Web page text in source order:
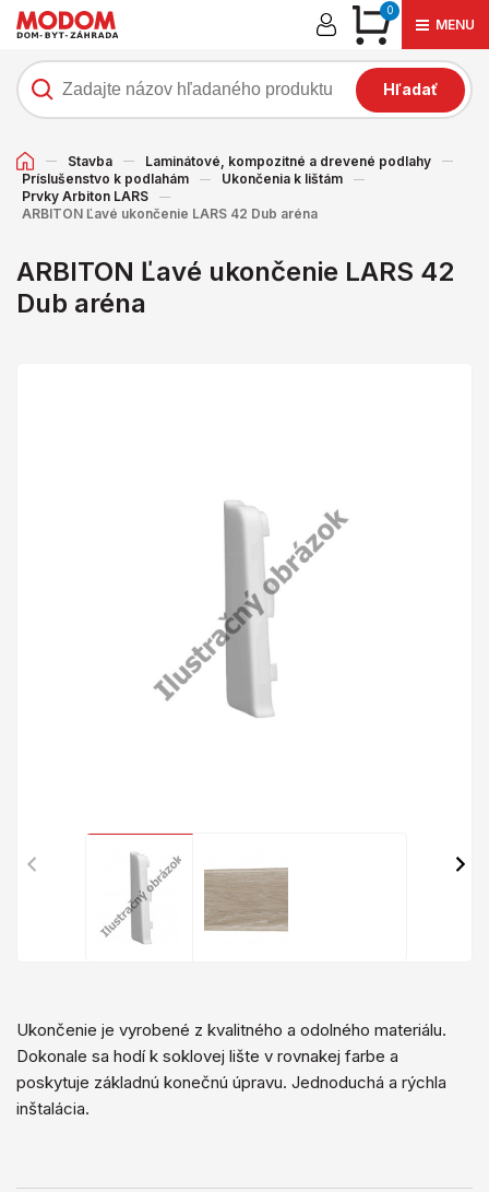
0
MENU
Hľadať
Stavba
Laminátové, kompozitné a drevené podlahy
Príslušenstvo k podlahám
Ukončenia k lištám
Prvky Arbiton LARS
ARBITON Ľavé ukončenie LARS 42 Dub aréna
ARBITON Ľavé ukončenie LARS 42
Dub aréna
Ukončenie je vyrobené z kvalitného a ​​odolného materiálu.
Dokonale sa hodí k soklovej lište v rovnakej farbe a
poskytuje základnú konečnú úpravu. Jednoduchá a rýchla
inštalácia.